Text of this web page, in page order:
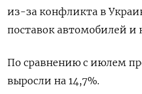
из-за конфликта в
поставок автомобилей
По сравнению с июлем
выросли на 14,7%.